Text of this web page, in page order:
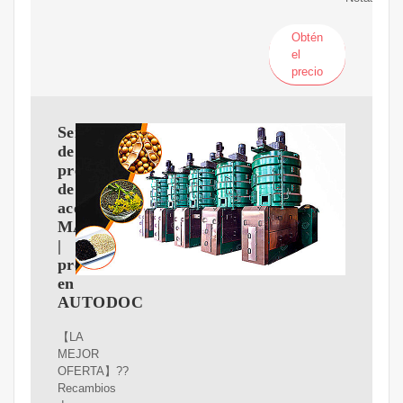
Obtén
el
precio
Sensor
de
presión
de
aceite
MAZDA
|
precio
en
AUTODOC
【LA
MEJOR
OFERTA】??
Recambios